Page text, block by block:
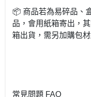
📦 商品若為易碎品、
品，會用紙箱寄出，
箱出貨，需另加購包材
常見問題 FAQ